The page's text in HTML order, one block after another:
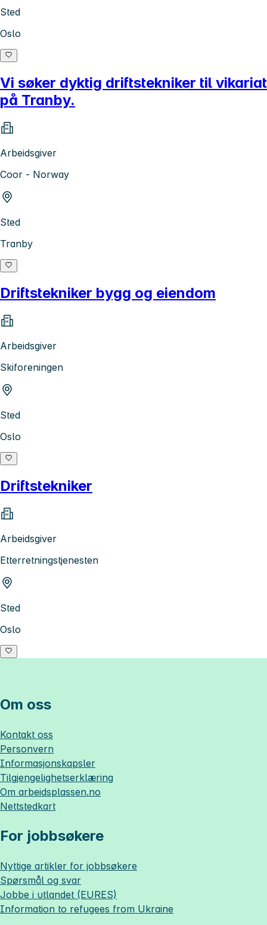
Sted
Oslo
Vi søker dyktig driftstekniker til vikariat
på Tranby.
Arbeidsgiver
Coor - Norway
Sted
Tranby
Driftstekniker bygg og eiendom
Arbeidsgiver
Skiforeningen
Sted
Oslo
Driftstekniker
Arbeidsgiver
Etterretningstjenesten
Sted
Oslo
Om oss
Kontakt oss
Personvern
Informasjonskapsler
Tilgjengelighetserklæring
Om arbeidsplassen.no
Nettstedkart
For jobbsøkere
Nyttige artikler for jobbsøkere
Spørsmål og svar
Jobbe i utlandet (EURES)
Information to refugees from Ukraine